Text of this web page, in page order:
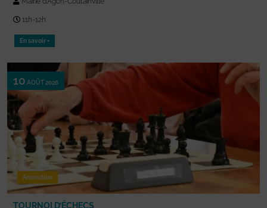
11h-12h
En savoir +
10 AOÛT 2026
Animation
TOURNOI D’ÉCHECS